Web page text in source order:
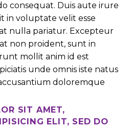
consequat. Duis aute irure
in voluptate velit esse
nulla pariatur. Excepteur
non proident, sunt in
mollit anim id est
unde omnis iste natus
doloremque
SIT AMET,
ELIT, SED DO